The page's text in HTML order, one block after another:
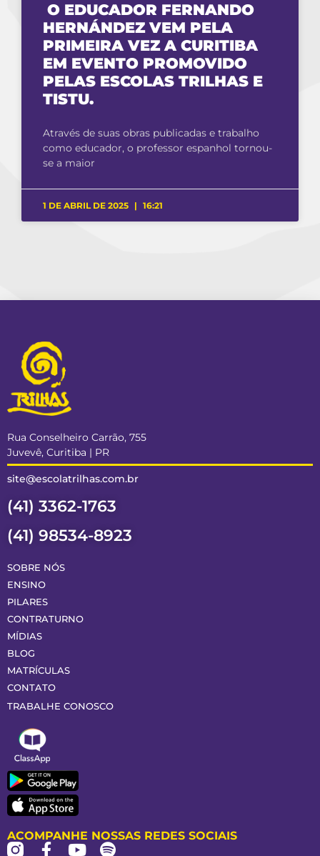
O EDUCADOR FERNANDO
HERNÁNDEZ VEM PELA
PRIMEIRA VEZ A CURITIBA
EM EVENTO PROMOVIDO
PELAS ESCOLAS TRILHAS E
TISTU.
Através de suas obras publicadas e trabalho
como educador, o professor espanhol tornou-
se a maior
1 DE ABRIL DE 2025 16:21
Rua Conselheiro Carrão, 755
Juvevê, Curitiba | PR
site@escolatrilhas.com.br
(41) 3362-1763
(41) 98534-8923
SOBRE NÓS
ENSINO
PILARES
CONTRATURNO
MÍDIAS
BLOG
MATRÍCULAS
CONTATO
TRABALHE CONOSCO
ACOMPANHE NOSSAS REDES SOCIAIS